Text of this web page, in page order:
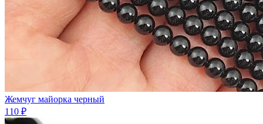
Жемчуг майорка черный
110 ₽